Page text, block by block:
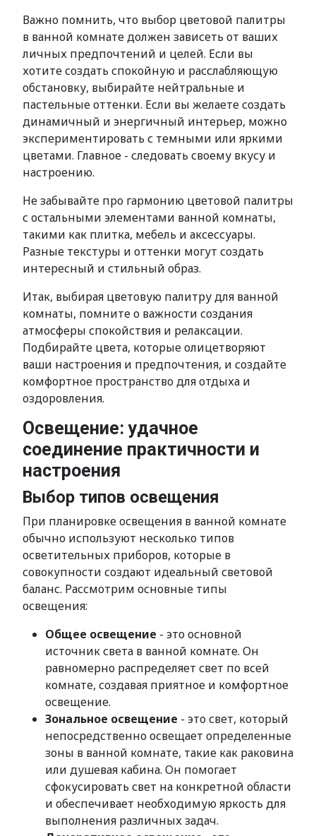
Важно помнить, что выбор цветовой палитры
в ванной комнате должен зависеть от ваших
личных предпочтений и целей. Если вы
хотите создать спокойную и расслабляющую
обстановку, выбирайте нейтральные и
пастельные оттенки. Если вы желаете создать
динамичный и энергичный интерьер, можно
экспериментировать с темными или яркими
цветами. Главное - следовать своему вкусу и
настроению.
Не забывайте про гармонию цветовой палитры
с остальными элементами ванной комнаты,
такими как плитка, мебель и аксессуары.
Разные текстуры и оттенки могут создать
интересный и стильный образ.
Итак, выбирая цветовую палитру для ванной
комнаты, помните о важности создания
атмосферы спокойствия и релаксации.
Подбирайте цвета, которые олицетворяют
ваши настроения и предпочтения, и создайте
комфортное пространство для отдыха и
оздоровления.
Освещение: удачное
соединение практичности и
настроения
Выбор типов освещения
При планировке освещения в ванной комнате
обычно используют несколько типов
осветительных приборов, которые в
совокупности создают идеальный световой
баланс. Рассмотрим основные типы
освещения:
Общее освещение - это основной
источник света в ванной комнате. Он
равномерно распределяет свет по всей
комнате, создавая приятное и комфортное
освещение.
Зональное освещение - это свет, который
непосредственно освещает определенные
зоны в ванной комнате, такие как раковина
или душевая кабина. Он помогает
сфокусировать свет на конкретной области
и обеспечивает необходимую яркость для
выполнения различных задач.